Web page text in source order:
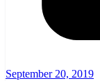
September 20, 2019